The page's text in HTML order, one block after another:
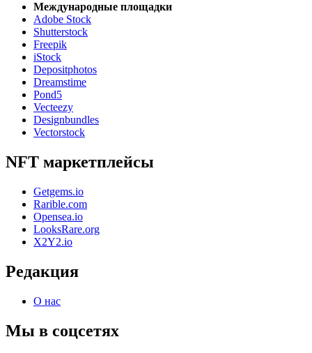
Международные площадки
Adobe Stock
Shutterstock
Freepik
iStock
Depositphotos
Dreamstime
Pond5
Vecteezy
Designbundles
Vectorstock
NFT маркетплейсы
Getgems.io
Rarible.com
Opensea.io
LooksRare.org
X2Y2.io
Редакция
О нас
Мы в соцсетях